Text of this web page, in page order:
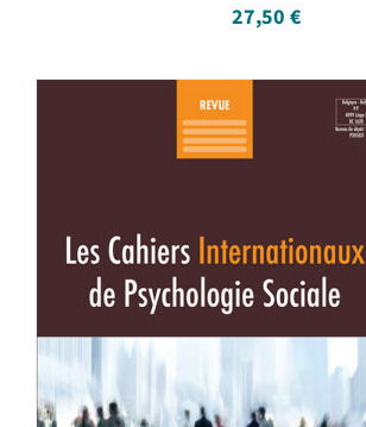
27,50 €